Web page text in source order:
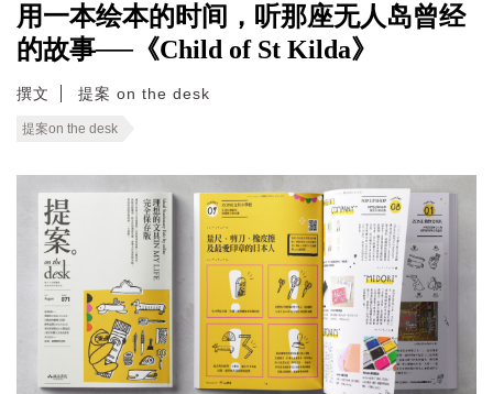
用一本绘本的时间，听那座无人岛曾经
的故事──《Child of St Kilda》
撰文 提案 on the desk
提案on the desk